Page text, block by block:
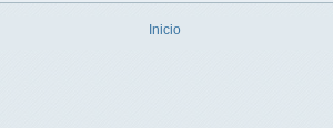
Inicio